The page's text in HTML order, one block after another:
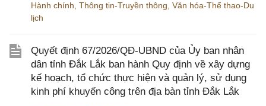
Hành chính Thông tin-Truyền thông Văn hóa-Thể thao-Du
lịch
Quyết định 67/2026/QĐ-UBND của Ủy ban nhân
dân tỉnh Đắk Lắk ban hành Quy định về xây dựng
kế hoạch, tổ chức thực hiện và quản lý, sử dụng
kinh phí khuyến công trên địa bàn tỉnh Đắk Lắk